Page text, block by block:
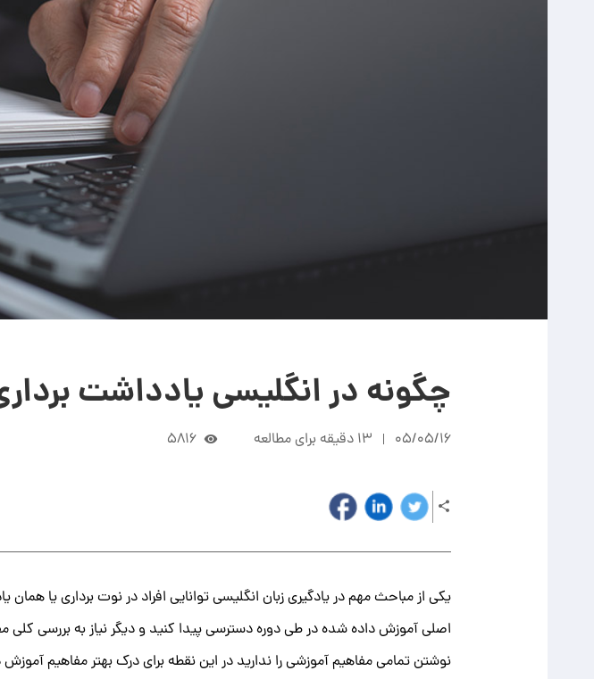
چگونه در انگلیسی یادداشت
05/05/16 13 دقیقه برای مطالعه 5816
یکی از مباحث مهم در یادگیری زبان انگلیسی توانایی افراد در نوت برداری یا
اصلی آموزش داده شده در طی دوره دسترسی پیدا کنید و دیگر نیاز به بررسی
نوشتن تمامی مفاهیم آموزشی را ندارید در این نقطه برای درک بهتر مفاهیم